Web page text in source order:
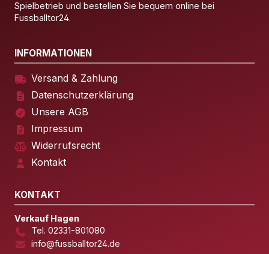
Spielbetrieb und bestellen Sie bequem online bei
Fussballtor24.
INFORMATIONEN
Versand & Zahlung
Datenschutzerklärung
Unsere AGB
Impressum
Widerrufsrecht
Kontakt
KONTAKT
Verkauf Hagen
Tel. 02331-801080
info@fussballtor24.de